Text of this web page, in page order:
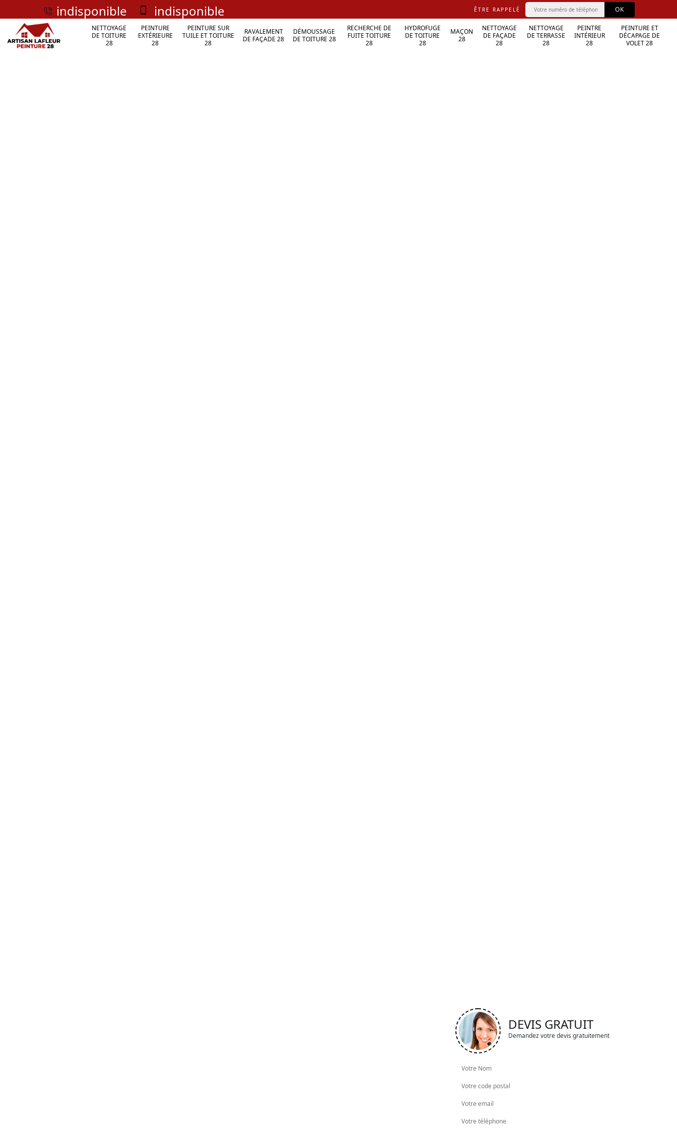
indisponible indisponible ÊTRE RAPPELÉ
NETTOYAGE
DE TOITURE
28
PEINTURE
EXTÉRIEURE
28
PEINTURE SUR
TUILE ET TOITURE
28
RAVALEMENT
DE FAÇADE 28
DÉMOUSSAGE
DE TOITURE 28
RECHERCHE DE
FUITE TOITURE
28
HYDROFUGE
DE TOITURE
28
MAÇON
28
NETTOYAGE
DE FAÇADE
28
NETTOYAGE
DE TERRASSE
28
PEINTRE
INTÉRIEUR
28
PEINTURE ET
DÉCAPAGE DE
VOLET 28
DEVIS GRATUIT
Demandez votre devis gratuitement